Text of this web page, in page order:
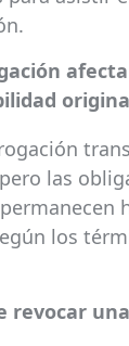
las
los
revocar